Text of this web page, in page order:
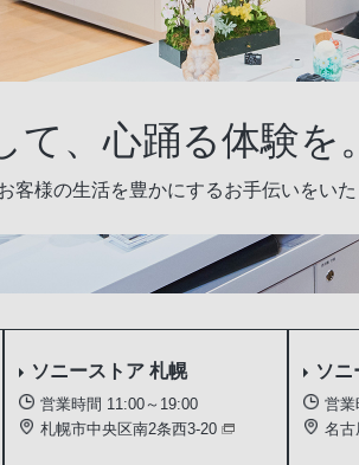
て 、心踊る体験を。
客様の生活を豊かにするお手伝いをい
ソニーストア札幌
営業時間 11:00～19:00
札幌市中央区南2条西3-20
ソ
営業
名